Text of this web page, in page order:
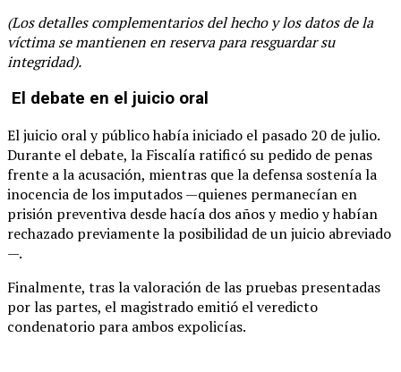
(Los detalles complementarios del hecho y los datos de la
víctima se mantienen en reserva para resguardar su
integridad).
El debate en el juicio oral
El juicio oral y público había iniciado el pasado 20 de julio.
Durante el debate, la Fiscalía ratificó su pedido de penas
frente a la acusación, mientras que la defensa sostenía la
inocencia de los imputados —quienes permanecían en
prisión preventiva desde hacía dos años y medio y habían
rechazado previamente la posibilidad de un juicio abreviado
—.
Finalmente, tras la valoración de las pruebas presentadas
por las partes, el magistrado emitió el veredicto
condenatorio para ambos expolicías.